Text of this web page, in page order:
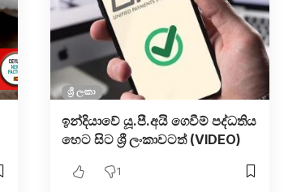
ශ්‍රී ලංකා
ඉන්දියාවේ යූ.පී.අයි ගෙවීම් පද්ධතිය
හෙට සිට ශ්‍රී ලංකාවටත් (VIDEO)
1